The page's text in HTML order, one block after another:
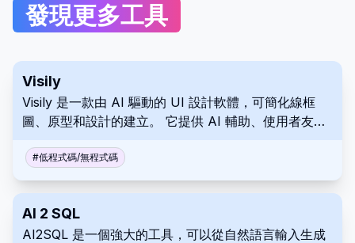
發現更多工具
Visily
Visily 是一款由 AI 驅動的 UI 設計軟體，可簡化線框
圖、原型和設計的建立。 它提供 AI 輔助、使用者友善
驗如何，都易於使用。
#低程式碼/無程式碼
AI 2 SQL
AI2SQL 是一個強大的工具，可以從自然語言輸入生成